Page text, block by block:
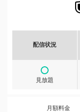
配信状況
見放題
月額料金